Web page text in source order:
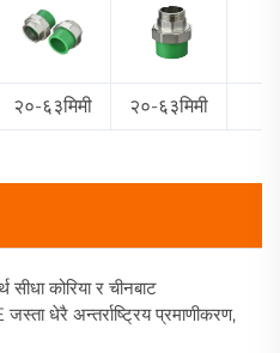
२०-६३मिमी २०-६३मिमी
कोरिया र चीनबाट
धेरै अन्तर्राष्ट्रिय प्रमाणीकरण,